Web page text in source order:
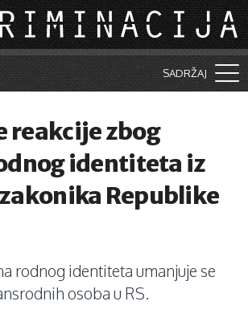
SADRŽAJ
reakcije zbog
identiteta iz
Republike
rodnog identiteta umanjuje se
osoba u RS.